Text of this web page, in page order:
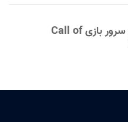
آموزش ساخت و راه اندازی سرور بازی Call of